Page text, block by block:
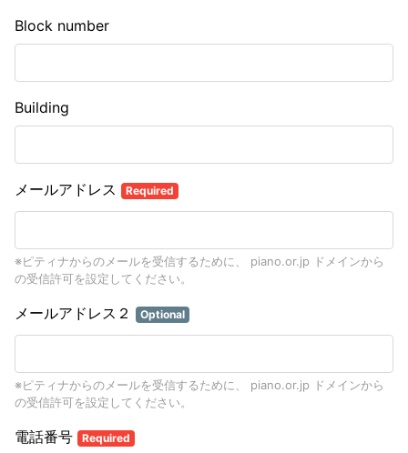
Block number
Building
メールアドレス Required
※ピティナからのメールを受信するために、 piano.or.jp ドメインから
の受信許可を設定してください。
メールアドレス２ Optional
※ピティナからのメールを受信するために、 piano.or.jp ドメインから
の受信許可を設定してください。
電話番号 Required